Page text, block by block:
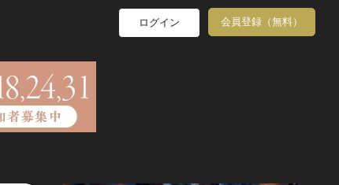
ログイン 会員登録（無料）